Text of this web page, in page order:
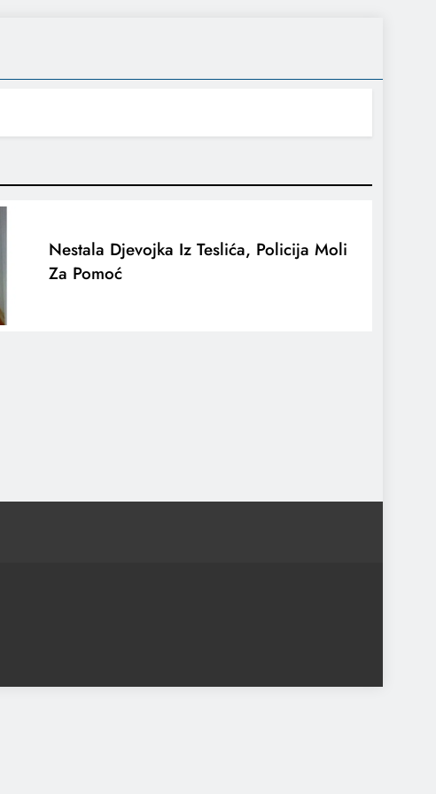
Nestala Djevojka Iz Teslića, Policija Moli
Za Pomoć